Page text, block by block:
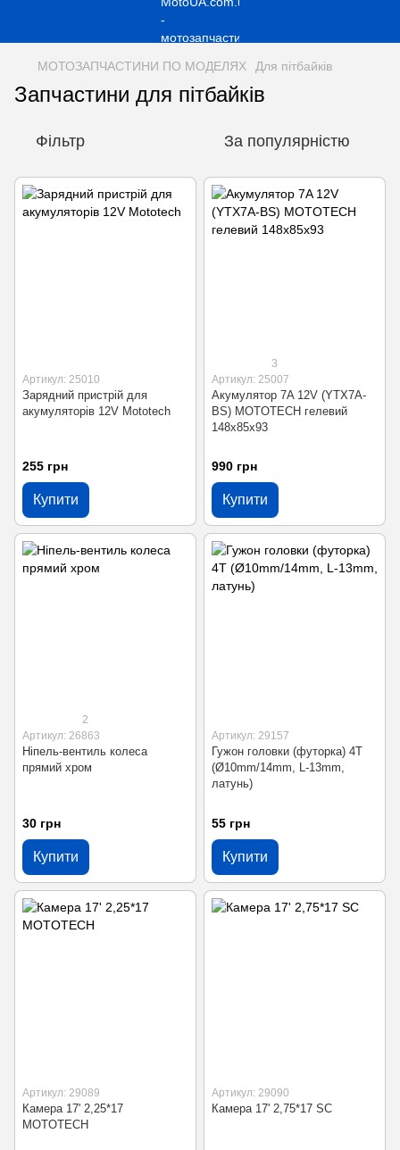
МОТОЗАПЧАСТИНИ ПО МОДЕЛЯХ Для пітбайків
Запчастини для пітбайків
Фільтр За популярністю
Артикул: 25010
Зарядний пристрій для
акумуляторів 12V Mototech
255 грн
Купити
3
Артикул: 25007
Акумулятор 7A 12V (YTX7A-
BS) MOTOTECH гелевий
148x85x93
990 грн
Купити
2
Артикул: 26863
Ніпель-вентиль колеса
прямий хром
30 грн
Купити
Артикул: 29157
Гужон головки (футорка) 4T
(Ø10mm/14mm, L-13mm,
латунь)
55 грн
Купити
Артикул: 29089
Камера 17' 2,25*17
MOTOTECH
Артикул: 29090
Камера 17' 2,75*17 SC